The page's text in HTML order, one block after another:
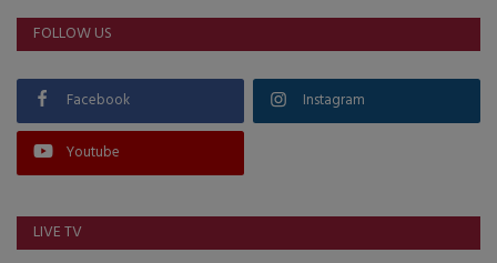
FOLLOW US
Facebook Instagram
Youtube
LIVE TV